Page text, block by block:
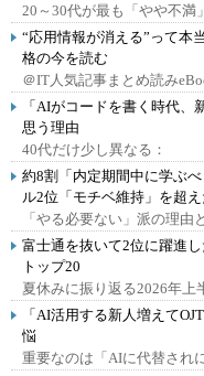
20～30代が最も「やや不満
“応用情報が消える”って
格の今を読む
＠IT人気記事まとめ読み
「AIがコードを書く時代
思う理由
40代だけ少し異なる：
約8割「内定期間中に学ぶ
ル2位「モチベ維持」を超え
「やる必要ない」派の理由
富士通を抜いて2位に躍進
トップ20
夏休みに振り返る2026年上
「AI活用する新人増えて
悩
重要なのは「AIに代替され